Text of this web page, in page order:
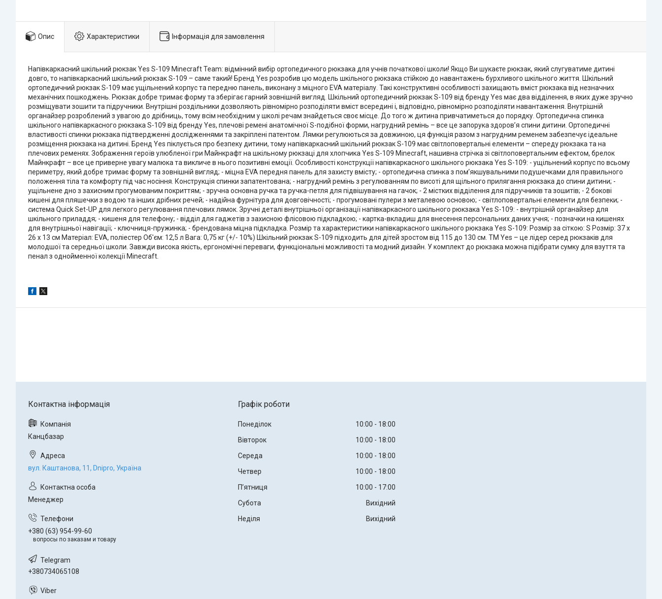
Опис Характеристики Інформація для замовлення
Напівкаркасний шкільний рюкзак Yes S-109 Minecraft Team: відмінний вибір ортопедичного рюкзака для учнів початкової школи! Якщо Ви шукаєте рюкзак, який слугуватиме дитині
довго, то напівкаркасний шкільний рюкзак S-109 – саме такий! Бренд Yes розробив цю модель шкільного рюкзака стійкою до навантажень бурхливого шкільного життя. Шкільний
ортопедичний рюкзак S-109 має ущільнений корпус та передню панель, виконану з міцного EVA матеріалу. Такі конструктивні особливості захищають вміст рюкзака від незначних
механічних пошкоджень. Рюкзак добре тримає форму та зберігає гарний зовнішній вигляд. Шкільний ортопедичний рюкзак S-109 від бренду Yes має два відділення, в яких дуже зручно
розміщувати зошити та підручники. Внутрішні роздільники дозволяють рівномірно розподіляти вміст всередині і, відповідно, рівномірно розподіляти навантаження. Внутрішній
органайзер розроблений з увагою до дрібниць, тому всім необхідним у школі речам знайдеться своє місце. До того ж дитина привчатиметься до порядку. Ортопедична спинка
шкільного напівкаркасного рюкзака S-109 від бренду Yes, плечові ремені анатомічної S-подібної форми, нагрудний ремінь – все це запорука здоров’я спини дитини. Ортопедичні
властивості спинки рюкзака підтвердженні дослідженнями та закріплені патентом. Лямки регулюються за довжиною, ця функція разом з нагрудним ременем забезпечує ідеальне
розміщення рюкзака на дитині. Бренд Yes піклується про безпеку дитини, тому напівкаркасний шкільний рюкзак S-109 має світлоповертальні елементи – спереду рюкзака та на
плечових ременях. Зображення героїв улюбленої гри Майнкрафт на шкільному рюкзаці для хлопчика Yes S-109 Minecraft, нашивна стрічка зі світлоповертальним ефектом, брелок
Майнкрафт – все це приверне увагу малюка та викличе в нього позитивні емоції. Особливості конструкції напівкаркасного шкільного рюкзака Yes S-109: - ущільнений корпус по всьому
периметру, який добре тримає форму та зовнішній вигляд; - міцна EVA передня панель для захисту вмісту; - ортопедична спинка з пом’якшувальними подушечками для правильного
положення тіла та комфорту під час носіння. Конструкція спинки запатентована; - нагрудний ремінь з регулюванням по висоті для щільного прилягання рюкзака до спини дитини; -
ущільнене дно з захисним прогумованим покриттям; - зручна основна ручка та ручка-петля для підвішування на гачок; - 2 містких відділення для підручників та зошитів; - 2 бокові
кишені для пляшечки з водою та інших дрібних речей; - надійна фурнітура для довговічності; - прогумовані пулери з металевою основою; - світлоповертальні елементи для безпеки; -
система Quick Set-UP для легкого регулювання плечових лямок. Зручні деталі внутрішньої організації напівкаркасного шкільного рюкзака Yes S-109: - внутрішній органайзер для
шкільного приладдя; - кишеня для телефону; - відділ для гаджетів з захисною флісовою підкладкою; - картка-вкладиш для внесення персональних даних учня; - позначки на кишенях
для внутрішньої навігації; - ключниця-пружинка; - брендована міцна підкладка. Розмір та характеристики напівкаркасного шкільного рюкзака Yes S-109: Розмір за сіткою: S Розмір: 37 х
26 х 13 см Матеріал: EVA, поліестер Об'єм: 12,5 л Вага: 0,75 кг (+/- 10%) Шкільний рюкзак S-109 підходить для дітей зростом від 115 до 130 см. ТМ Yes – це лідер серед рюкзаків для
молодшої та середньої школи. Завжди висока якість, ергономічні переваги, функціональні можливості та модний дизайн. У комплект до рюкзака можна підібрати сумку для взуття та
пенал з однойменної колекції Minecraft.
Канцбазар
вул. Каштанова, 11, Dnipro, Україна
Менеджер
+380 (63) 954-99-60
вопросы по заказам и товару
+380734065108
Графік роботи
Понеділок 10:00
18:00
Вівторок
10:00
18:00
Середа
10:00
18:00
Четвер
10:00
18:00
Пʼятниця
10:00
17:00
Субота
Вихідний
Неділя
Вихідний